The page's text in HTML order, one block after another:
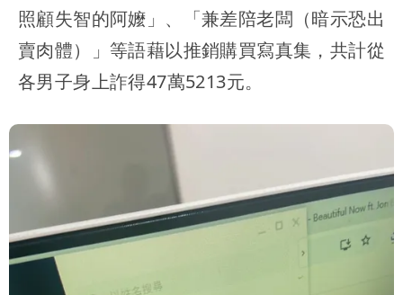
照顧失智的阿嬤」、「兼差陪老闆（暗示恐出
賣肉體）」等語藉以推銷購買寫真集，共計從
各男子身上詐得47萬5213元。